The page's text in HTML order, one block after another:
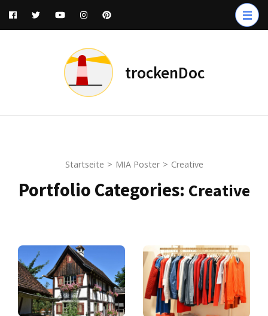
Zum
trockenDoc
Startseite > MIA Poster > Creative
Portfolio Categories: Creative